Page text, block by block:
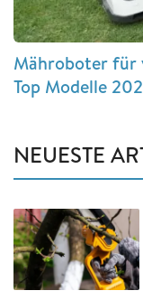
Mähroboter für
Top Modelle
NEUESTE